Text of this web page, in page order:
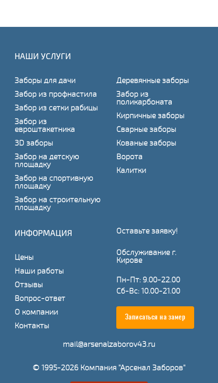
НАШИ УСЛУГИ
Заборы для дачи
Забор из профнастила
Забор из сетки рабицы
Забор из
евроштакетника
3D заборы
Забор на детскую
площадку
Забор на спортивную
площадку
Забор на строительную
площадку
Деревянные заборы
Забор из
поликарбоната
Кирпичные заборы
Сварные заборы
Кованые заборы
Ворота
Калитки
ИНФОРМАЦИЯ
Цены
Наши работы
Отзывы
Вопрос-ответ
О компании
Контакты
Оставьте заявку!
Обслуживание г.
Кирове
Пн-Пт: 9.00-22.00
Сб-Вс: 10.00-21.00
Записаться на замер
mail@arsenalzaborov43.ru
© 1995-2026 Компания "Арсенал Заборов"